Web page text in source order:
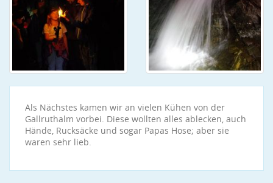
Als Nächstes kamen wir an vielen Kühen von der
Gallruthalm vorbei. Diese wollten alles ablecken, auch
Hände, Rucksäcke und sogar Papas Hose; aber sie
waren sehr lieb.